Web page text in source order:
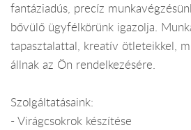
fantáziadús, precíz
bővülő ügyfélkörünk igazolja.
tapasztalattal, kreatív ötleteikkel,
állnak az Ön rendelkezésére.
Szolgáltatásaink:
- Virágcsokrok készítése